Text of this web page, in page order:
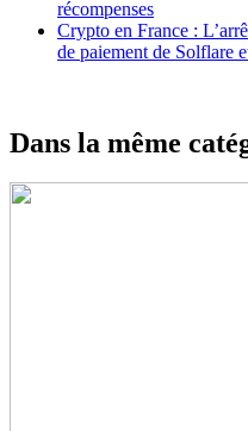
récompenses
Crypto en France :
de paiement de Solflare
Dans la même